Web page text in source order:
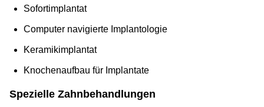
Sofortimplantat
Computer navigierte Implantologie
Keramikimplantat
Knochenaufbau für Implantate
Spezielle Zahnbehandlungen